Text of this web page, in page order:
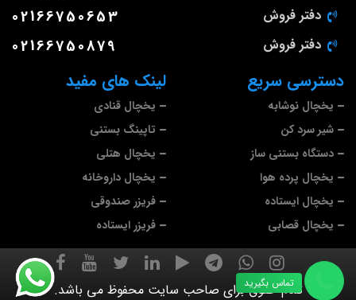
لینک های مفید
یخچال قنادی
تاپینگ بستنی
یخچال هتلی
یخچال داروخانه
فریزر صندوقی
فریزر ایستاده
دسترسی سریع
یخچال نوشابه
شیر سرد کن
دستگاه بستنی ساز
یخچال پرده هوا
یخچال ایستاده
یخچال قصابی
دفتر فروش 02166750653
دفتر فروش 02166750879
تمام حقوق برای صاحب سایت محفوظ می باشد.
تماس بگیرید